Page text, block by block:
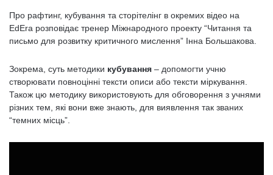
Про рафтинг, кубування та сторітелінг в окремих відео на
EdEra розповідає тренер Міжнародного проекту “Читання та
письмо для розвитку критичного мислення” Інна Большакова.
Зокрема, суть методики кубування – допомогти учню
створювати повноцінні тексти описи або тексти міркування.
Також цю методику використовують для обговорення з учнями
різних тем, які вони вже знають, для виявлення так званих
“темних місць”.